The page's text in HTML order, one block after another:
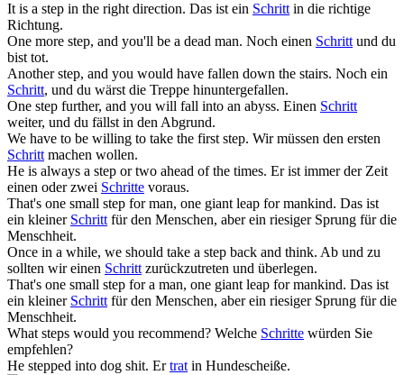
It is a step in the right direction. Das ist ein Schrittin die richtige
Richtung.
One more step, and you'll be a dead man. Noch einen Schrittund du
bist tot.
Anotherstep, and you would have fallen down the stairs. Noch ein
Schritt, und du wärst die Treppe hinuntergefallen.
One step further, and you will fall into an abyss. Einen Schritt
weiter, und du fällst in den Abgrund.
We have to be willing to take the firststep. Wir müssen den ersten
Schrittmachen wollen.
He is always a step or two ahead of the times. Er ist immer der Zeit
einen oder zwei Schritte voraus.
That's one small step for man, one giant leap for mankind. Das ist
ein kleiner Schrittfür den Menschen, aber ein riesiger Sprung für die
Menschheit.
Once in a while, we should take a step back and think. Ab und zu
sollten wir einen Schrittzurückzutreten und überlegen.
That's one small step for a man, one giant leap for mankind. Das ist
ein kleiner Schrittfür den Menschen, aber ein riesiger Sprung für die
Menschheit.
Whatsteps would you recommend? Welche Schritte würden Sie
empfehlen?
He stepped into dog shit. Ertratin Hundescheiße.